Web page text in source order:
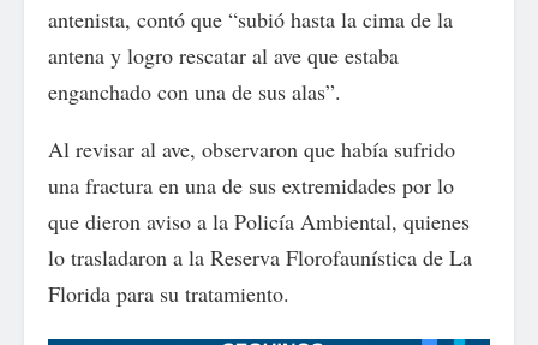
antenista, contó que “subió hasta la cima de la
antena y logro rescatar al ave que estaba
enganchado con una de sus alas”.
Al revisar al ave, observaron que había sufrido
una fractura en una de sus extremidades por lo
que dieron aviso a la Policía Ambiental, quienes
lo trasladaron a la Reserva Florofaunística de La
Florida para su tratamiento.